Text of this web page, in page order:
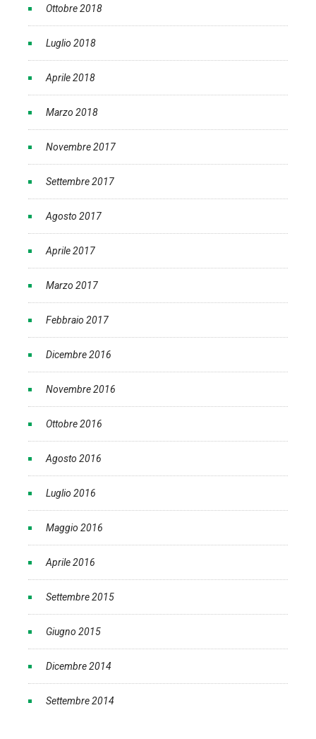
Ottobre 2018
Luglio 2018
Aprile 2018
Marzo 2018
Novembre 2017
Settembre 2017
Agosto 2017
Aprile 2017
Marzo 2017
Febbraio 2017
Dicembre 2016
Novembre 2016
Ottobre 2016
Agosto 2016
Luglio 2016
Maggio 2016
Aprile 2016
Settembre 2015
Giugno 2015
Dicembre 2014
Settembre 2014